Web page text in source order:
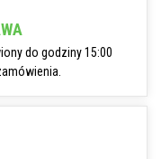
do godziny 15:00